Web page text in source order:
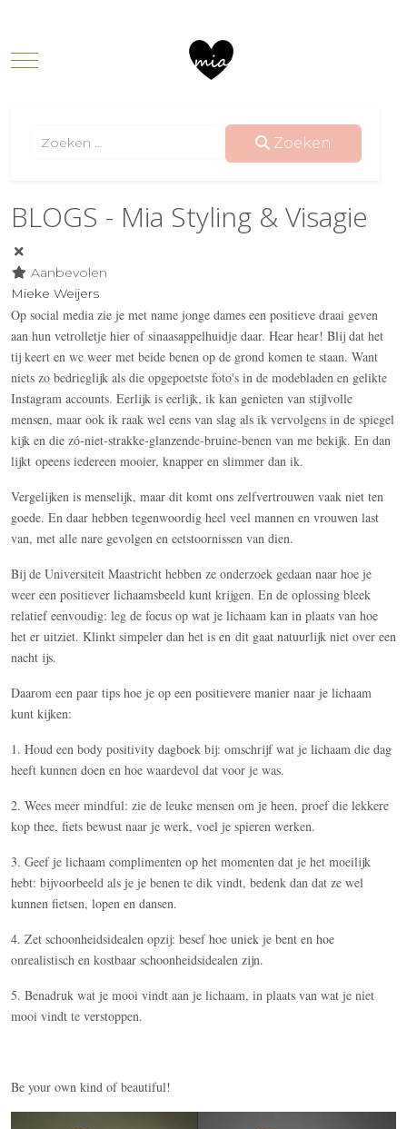
Mobile Menu Toggle
Zoeken
BLOGS - Mia Styling & Visagie
Aanbevolen
Mieke Weijers
Op social media zie je met name jonge dames een positieve draai geven
aan hun vetrolletje hier of sinaasappelhuidje daar. Hear hear! Blij dat het
tij keert en we weer met beide benen op de grond komen te staan. Want
niets zo bedrieglijk als die opgepoetste foto's in de modebladen en gelikte
Instagram accounts. Eerlijk is eerlijk, ik kan genieten van stijlvolle
mensen, maar ook ik raak wel eens van slag als ik vervolgens in de spiegel
kijk en die zó-niet-strakke-glanzende-bruine-benen van me bekijk. En dan
lijkt opeens iedereen mooier, knapper en slimmer dan ik.
Vergelijken is menselijk, maar dit komt ons zelfvertrouwen vaak niet ten
goede. En daar hebben tegenwoordig heel veel mannen en vrouwen last
van, met alle nare gevolgen en eetstoornissen van dien.
Bij de Universiteit Maastricht hebben ze onderzoek gedaan naar hoe je
weer een positiever lichaamsbeeld kunt krijgen. En de oplossing bleek
relatief eenvoudig: leg de focus op wat je lichaam kan in plaats van hoe
het er uitziet. Klinkt simpeler dan het is en dit gaat natuurlijk niet over een
nacht ijs.
Daarom een paar tips hoe je op een positievere manier naar je lichaam
kunt kijken:
1. Houd een body positivity dagboek bij: omschrijf wat je lichaam die dag
heeft kunnen doen en hoe waardevol dat voor je was.
2. Wees meer mindful: zie de leuke mensen om je heen, proef die lekkere
kop thee, fiets bewust naar je werk, voel je spieren werken.
3. Geef je lichaam complimenten op het momenten dat je het moeilijk
hebt: bijvoorbeeld als je je benen te dik vindt, bedenk dan dat ze wel
kunnen fietsen, lopen en dansen.
4. Zet schoonheidsidealen opzij: besef hoe uniek je bent en hoe
onrealistisch en kostbaar schoonheidsidealen zijn.
5. Benadruk wat je mooi vindt aan je lichaam, in plaats van wat je niet
mooi vindt te verstoppen.
Be your own kind of beautiful!